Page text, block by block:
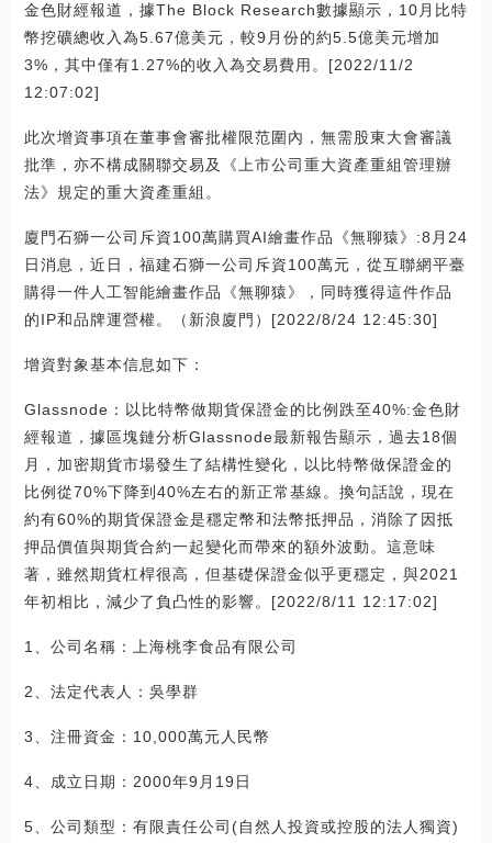
金色財經報道，據The Block Research數據顯示，10月比特
幣挖礦總收入為5.67億美元，較9月份的約5.5億美元增加
3%，其中僅有1.27%的收入為交易費用。[2022/11/2
12:07:02]
此次增資事項在董事會審批權限范圍內，無需股東大會審議
批準，亦不構成關聯交易及《上市公司重大資產重組管理辦
法》規定的重大資產重組。
廈門石獅一公司斥資100萬購買AI繪畫作品《無聊猿》:8月24
日消息，近日，福建石獅一公司斥資100萬元，從互聯網平臺
購得一件人工智能繪畫作品《無聊猿》，同時獲得這件作品
的IP和品牌運營權。（新浪廈門）[2022/8/24 12:45:30]
增資對象基本信息如下：
Glassnode：以比特幣做期貨保證金的比例跌至40%:金色財
經報道，據區塊鏈分析Glassnode最新報告顯示，過去18個
月，加密期貨市場發生了結構性變化，以比特幣做保證金的
比例從70%下降到40%左右的新正常基線。換句話說，現在
約有60%的期貨保證金是穩定幣和法幣抵押品，消除了因抵
押品價值與期貨合約一起變化而帶來的額外波動。這意味
著，雖然期貨杠桿很高，但基礎保證金似乎更穩定，與2021
年初相比，減少了負凸性的影響。[2022/8/11 12:17:02]
1、公司名稱：上海桃李食品有限公司
2、法定代表人：吳學群
3、注冊資金：10,000萬元人民幣
4、成立日期：2000年9月19日
5、公司類型：有限責任公司(自然人投資或控股的法人獨資)